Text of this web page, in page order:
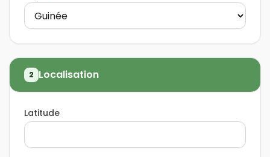
2 Localisation
Latitude